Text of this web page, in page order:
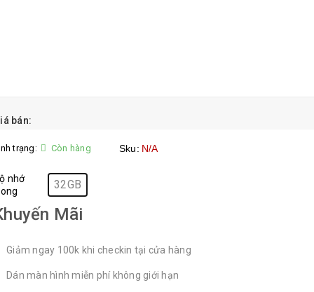
bán:
trạng: Còn hàng Sku: N/A
nhớ
32GB
Mãi
Giảm ngay 100k khi checkin tại cửa hàng
Dán màn hình miễn phí không giới hạn